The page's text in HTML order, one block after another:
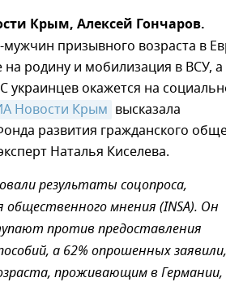
Крым, Алексей Гончаров.
призывного возраста в
родину и мобилизация в ВСУ, а
украинцев окажется на
Новости Крым высказала
развития гражданского
Наталья Киселева.
результаты соцопроса,
мнения (INSA). Он
против предоставления
а 62% опрошенных
проживающим в Германии,